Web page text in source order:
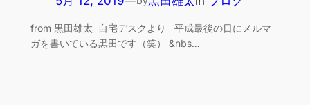
from 黒田雄太 自宅デスクより 平成最後の日にメルマ
ガを書いている黒田です（笑） &nbs…